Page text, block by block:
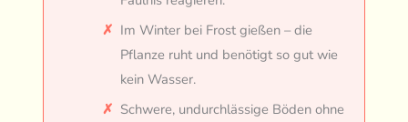
Im Winter bei Frost gießen – die
Pflanze ruht und benötigt so gut wie
kein Wasser.
Schwere, undurchlässige Böden ohne